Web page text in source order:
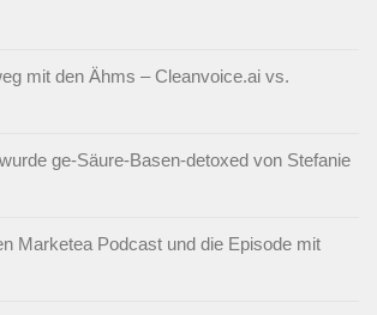
mit den Ähms – Cleanvoice.ai vs.
ge-Säure-Basen-detoxed von Stefanie
Marketea Podcast und die Episode mit